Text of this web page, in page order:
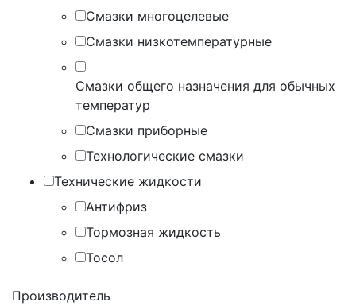
Смазки многоцелевые
Смазки низкотемпературные
Смазки общего назначения для обычных
температур
Смазки приборные
Технологические смазки
Технические жидкости
Антифриз
Тормозная жидкость
Тосол
Производитель